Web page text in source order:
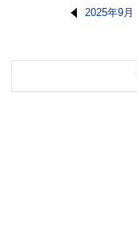
2025年9月